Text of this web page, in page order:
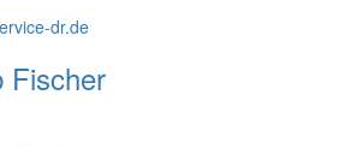
dr.de
Fischer